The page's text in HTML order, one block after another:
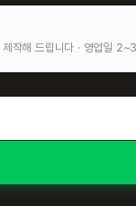
제작해 드립니다 · 영업일